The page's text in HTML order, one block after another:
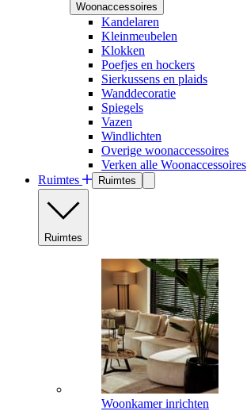
Woonaccessoires
Kandelaren
Kleinmeubelen
Klokken
Poefjes en hockers
Sierkussens en plaids
Wanddecoratie
Spiegels
Vazen
Windlichten
Overige woonaccessoires
Verken alle Woonaccessoires
Ruimtes
Ruimtes
Ruimtes
Woonkamer inrichten